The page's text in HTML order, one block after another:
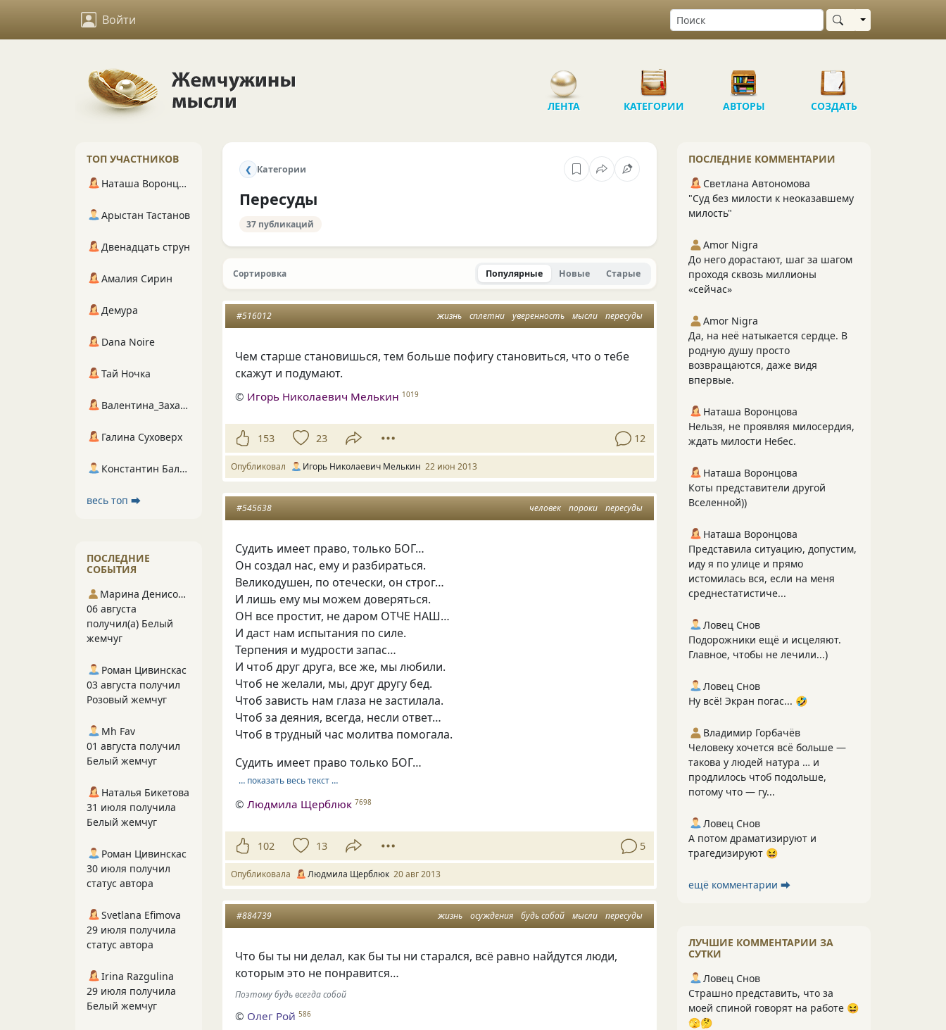
Войти Выбрать область
ЛЕНТА КАТЕГОРИИ АВТОРЫ СОЗДАТЬ
❮ Категории
Пересуды
37 публикаций
Сортировка Популярные Новые Старые
жизнь сплетни уверенность мысли пересуды
#516012
Чем старше становишься, тем больше пофигу становиться, что о тебе
скажут и подумают.
© Игорь Николаевич Мелькин 1019
153 23 12
Опубликовал Игорь Николаевич Мелькин 22 июн 2013
человек пороки пересуды
#545638
Судить имеет право, только БОГ…
Он создал нас, ему и разбираться.
Великодушен, по отечески, он строг…
И лишь ему мы можем доверяться.
ОН все простит, не даром ОТЧЕ НАШ…
И даст нам испытания по силе.
Терпения и мудрости запас…
И чтоб друг друга, все же, мы любили.
Чтоб не желали, мы, друг другу бед.
Чтоб зависть нам глаза не застилала.
Чтоб за деяния, всегда, несли ответ…
Чтоб в трудный час молитва помогала.
Судить имеет право только БОГ…
… показать весь текст …
©Людмила Щерблюк 7698
102 13 5
Опубликовала Людмила Щерблюк 20 авг 2013
жизнь осуждения будь собой мысли пересуды
#884739
Что бы ты ни делал, как бы ты ни старался, всё равно найдутся люди,
которым это не понравится…
Поэтому будь всегда собой
© Олег Рой 586
ПОСЛЕДНИЕ КОММЕНТАРИИ
Светлана Автономова
"Суд без милости к неоказавшему
милость"
Amor Nigra
До него дорастают, шаг за шагом
проходя сквозь миллионы
«сейчас»
Amor Nigra
Да, на неё натыкается сердце. В
родную душу просто
возвращаются, даже видя
впервые.
Наташа Воронцова
Нельзя, не проявляя милосердия,
ждать милости Небес.
Наташа Воронцова
Коты представители другой
Вселенной))
Наташа Воронцова
Представила ситуацию, допустим,
иду я по улице и прямо
истомилась вся, если на меня
среднестатистиче...
Ловец Снов
Подорожники ещё и исцеляют.
Главное, чтобы не лечили...)
Ловец Снов
Ну всё! Экран погас... 🤣
Владимир Горбачёв
Человеку хочется всё больше —
такова у людей натура … и
продлилось чтоб подольше,
потому что — гу...
Ловец Снов
А потом драматизируют и
трагедизируют 😆
ещё комментарии ⮕
ЛУЧШИЕ КОММЕНТАРИИ ЗА
СУТКИ
Ловец Снов
Страшно представить, что за
моей спиной говорят на работе 😆
🫣🤔
ТОП УЧАСТНИКОВ
Наташа Воронцова
Арыстан Тастанов
Двенадцать струн
Амалия Сирин
Демура
Dana Noire
Тай Ночка
Валентина_Захарова
Галина Суховерх
Константин Балухта
весь топ ⮕
ПОСЛЕДНИЕ
СОБЫТИЯ
Марина Денисова 5
06 августа
получил(а) Белый
жемчуг
Роман Цивинскас
03 августа получил
Розовый жемчуг
Mh Fav
01 августа получил
Белый жемчуг
Наталья Бикетова
31 июля получила
Белый жемчуг
Роман Цивинскас
30 июля получил
статус автора
Svetlana Efimova
29 июля получила
статус автора
Irina Razgulina
29 июля получила
Белый жемчуг